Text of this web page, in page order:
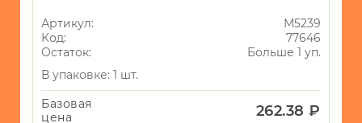
Артикул:
М5239
Код:
77646
Остаток:
Больше 1 уп.
В упаковке: 1 шт.
Базовая
цена
262.38 ₽